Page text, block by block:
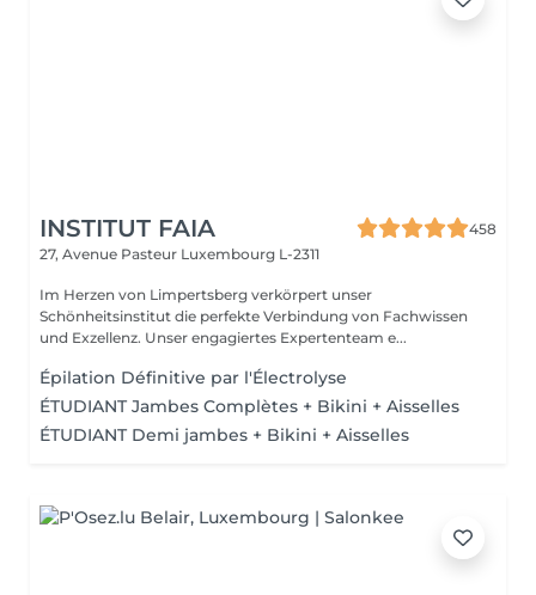
INSTITUT FAIA
458
27, Avenue Pasteur Luxembourg L-2311
Im Herzen von Limpertsberg verkörpert unser
Schönheitsinstitut die perfekte Verbindung von Fachwissen
und Exzellenz. Unser engagiertes Expertenteam e...
Épilation Définitive par l'Électrolyse
ÉTUDIANT Jambes Complètes + Bikini + Aisselles
ÉTUDIANT Demi jambes + Bikini + Aisselles